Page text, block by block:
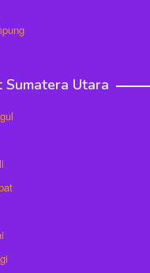
Sumatera Utara